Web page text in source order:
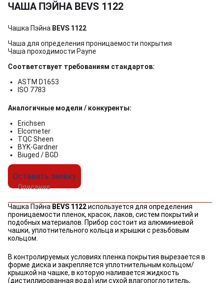
ЧАША ПЭЙНА BEVS 1122
Чашка Пэйна BEVS 1122
Чаша для определения проницаемости покрытия
Чаша проходимости Payne
Соответствует требованиям стандартов:
ASTM D1653
ISO 7783
Аналогичные модели / конкуренты:
Erichsen
Elcometer
TQC Sheen
BYK-Gardner
Biuged / BGD
Оставить заявку
Описание
Чашка Пэйна BEVS 1122используется для определения
проницаемости пленок, красок, лаков, систем покрытий и
подобных материалов. Прибор состоит из алюминиевой
чашки, уплотнительного кольца и крышки с резьбовым
кольцом.
В контролируемых условиях пленка покрытия вырезается в
форме диска и закрепляется уплотнительным кольцом/
крышкой на чашке, в которую наливается жидкость
(дистиллированная вода) или сухой влагопоглотитель,